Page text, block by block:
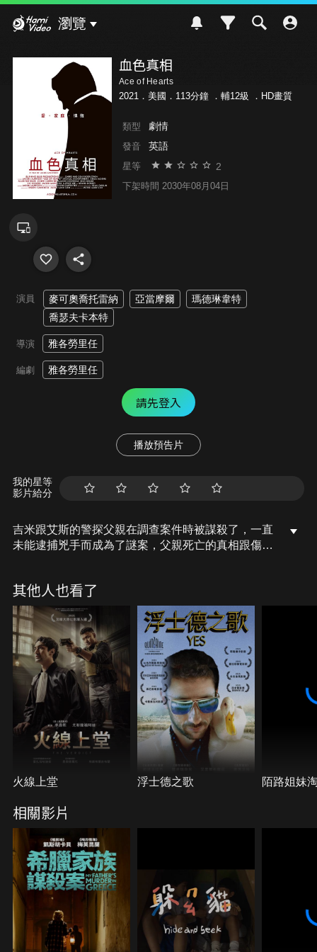
瀏覽
血色真相
Ace of Hearts
2021．美國．113分鐘 ． 輔12級 ．HD畫質
類型 劇情
發音 英語
星等 2
下架時間 2030年08月04日
演員 麥可奧喬托雷納 亞當摩爾
瑪德琳韋特
喬瑟夫卡本特
導演 雅各勞里任
編劇 雅各勞里任
請先登入
播放預告片
我的星等
影片給分
吉米跟艾斯的警探父親在調查案件時被謀殺了，一直
未能逮捕兇手而成為了謎案，父親死亡的真相跟傷痛
好友家中，如今艾斯病情好轉，再度回到小鎮當起哥
哥的助手，試著重新生活，卻在調查一起委託時步步
接近危險，更意外將他們漸漸導向父親死亡真相...而
好不容易拼湊自己走回現實生活的艾斯，是否已準備
好面對更殘酷的事實？
其他人也看了
火線上堂 浮士德之歌 陌路姐妹
相關影片